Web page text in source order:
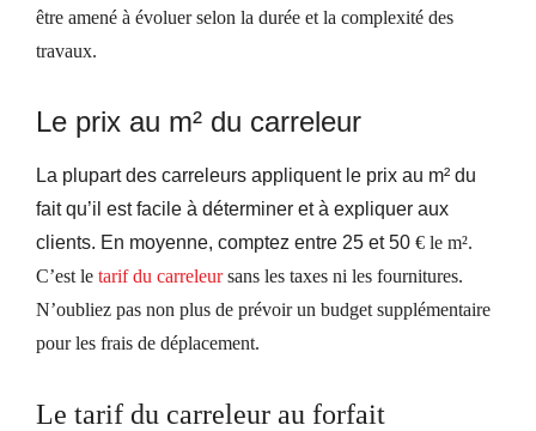
être amené à évoluer selon la durée et la complexité des
travaux.
Le prix au m² du carreleur
La plupart des carreleurs appliquent le prix au m² du
fait qu’il est facile à déterminer et à expliquer aux
clients. En moyenne, comptez entre 25 et 50 € le m².
C’est le tarifdu carreleur sans les taxes ni les fournitures.
N’oubliez pas non plus de prévoir un budget supplémentaire
pour les frais de déplacement.
Le tarif du carreleur au forfait